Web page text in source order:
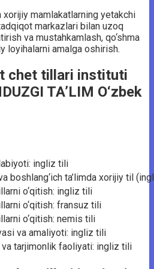
xorijiy mamlakatlarning yetakchi
markazlari bilan uzoq
va mustahkamlash, qo‘shma
loyihalarni amalga oshirish.
chet tillari instituti
TA’LIM O‘zbek
ingliz tili
boshlang‘ich ta’limda xorijiy til
o‘qitish: ingliz tili
o‘qitish: fransuz tili
o‘qitish: nemis tili
va amaliyoti: ingliz tili
va tarjimonlik faoliyati: ingliz tili